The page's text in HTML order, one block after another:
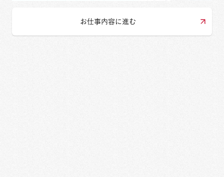
お仕事内容に進む